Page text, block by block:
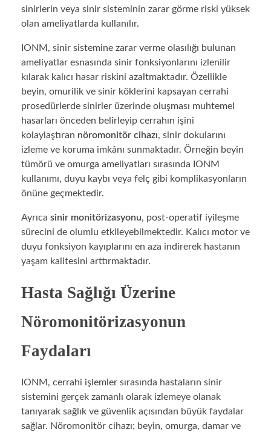
sinirlerin veya sinir sisteminin zarar görme riski yüksek
olan ameliyatlarda kullanılır.
IONM, sinir sistemine zarar verme olasılığı bulunan
ameliyatlar esnasında sinir fonksiyonlarını izlenilir
kılarak kalıcı hasar riskini azaltmaktadır. Özellikle
beyin, omurilik ve sinir köklerini kapsayan cerrahi
prosedürlerde sinirler üzerinde oluşması muhtemel
hasarları önceden belirleyip cerrahın işini
kolaylaştıran nöromonitör cihazı, sinir dokularını
izleme ve koruma imkânı sunmaktadır. Örneğin beyin
tümörü ve omurga ameliyatları sırasında IONM
kullanımı, duyu kaybı veya felç gibi komplikasyonların
önüne geçmektedir.
Ayrıca sinir monitörizasyonu, post-operatif iyileşme
sürecini de olumlu etkileyebilmektedir. Kalıcı motor ve
duyu fonksiyon kayıplarını en aza indirerek hastanın
yaşam kalitesini arttırmaktadır.
Hasta Sağlığı Üzerine
Nöromonitörizasyonun
Faydaları
IONM, cerrahi işlemler sırasında hastaların sinir
sistemini gerçek zamanlı olarak izlemeye olanak
tanıyarak sağlık ve güvenlik açısından büyük faydalar
sağlar. Nöromonitör cihazı; beyin, omurga, damar ve